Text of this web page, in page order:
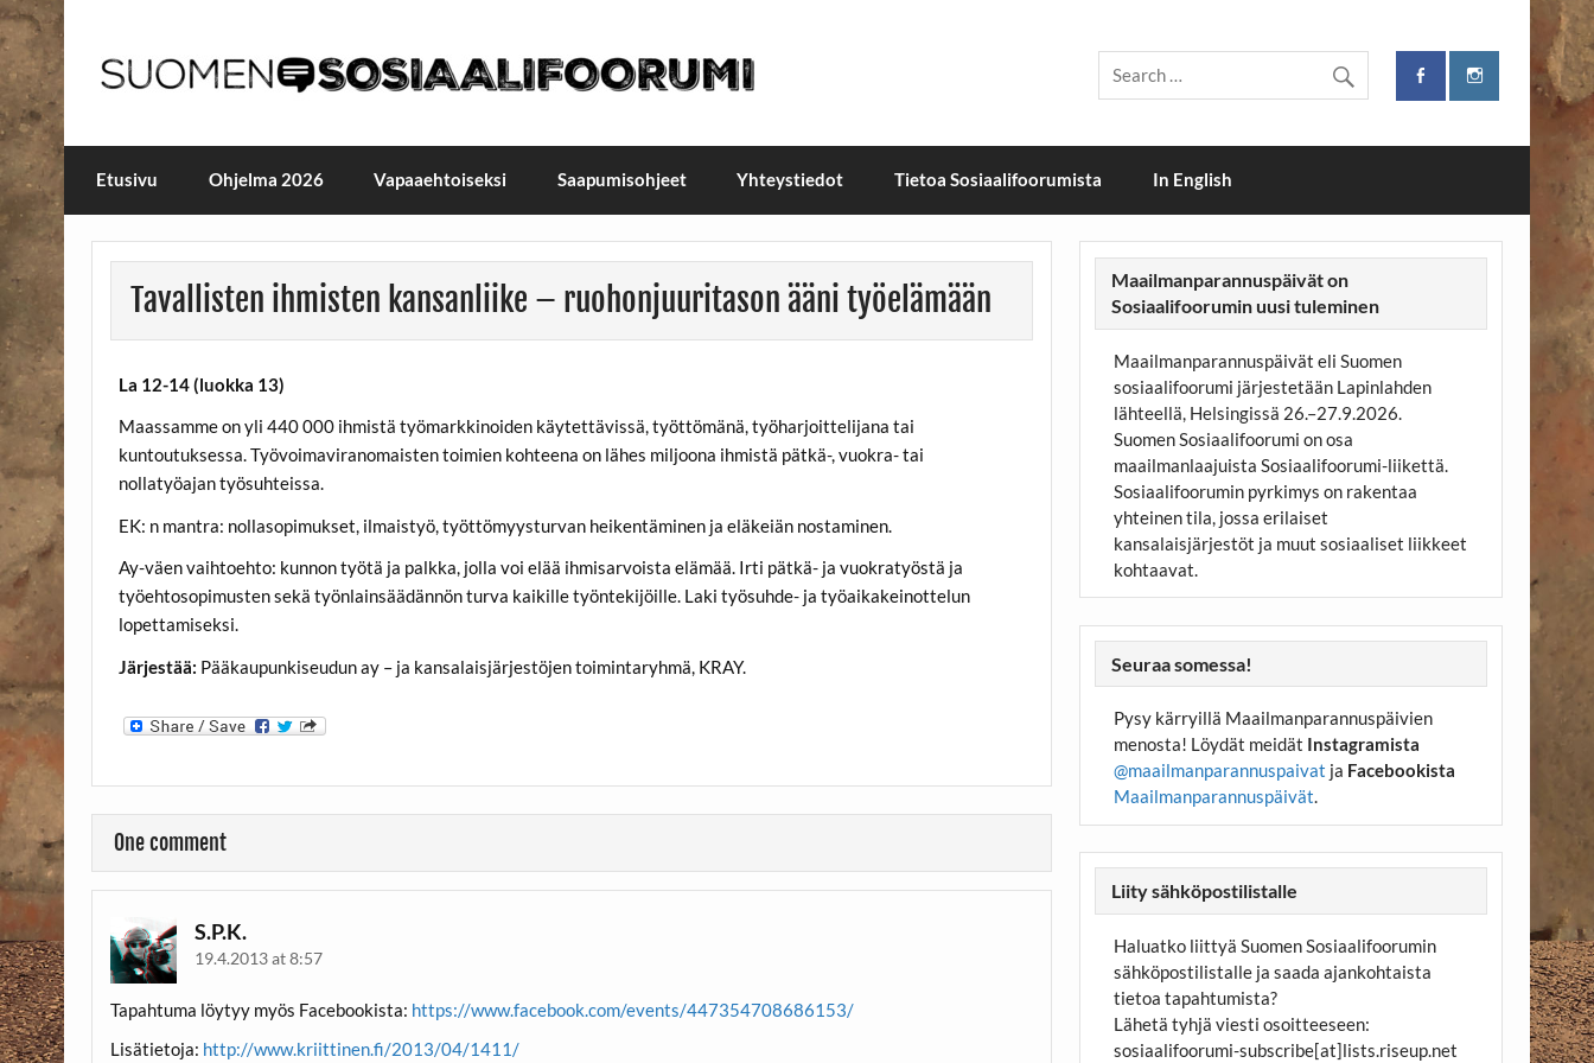
Skip
to
content
Maailmanparannuspäivät / Suomen sosiaalifoorumi
Maailmanparannuspäivät Lapinlahden Lähteellä, Helsingissä 26.–27.9.2026
Etusivu Ohjelma 2026 Vapaaehtoiseksi Saapumisohjeet Yhteystiedot Tietoa Sosiaalifoorumista In English
Tavallisten ihmisten kansanliike – ruohonjuuritason ääni työelämään
La 12-14 (luokka 13)
Maassamme on yli 440 000 ihmistä työmarkkinoiden käytettävissä, työttömänä, työharjoittelijana tai
kuntoutuksessa. Työvoimaviranomaisten toimien kohteena on lähes miljoona ihmistä pätkä-, vuokra- tai
nollatyöajan työsuhteissa.
EK: n mantra: nollasopimukset, ilmaistyö, työttömyysturvan heikentäminen ja eläkeiän nostaminen.
Ay-väen vaihtoehto: kunnon työtä ja palkka, jolla voi elää ihmisarvoista elämää. Irti pätkä- ja vuokratyöstä ja
työehtosopimusten sekä työnlainsäädännön turva kaikille työntekijöille. Laki työsuhde- ja työaikakeinottelun
lopettamiseksi.
Järjestää: Pääkaupunkiseudun ay – ja kansalaisjärjestöjen toimintaryhmä, KRAY.
One comment
S.P.K.
19.4.2013 at 8:57
Tapahtuma löytyy myös Facebookista: https://www.facebook.com/events/447354708686153/
Lisätietoja: http://www.kriittinen.fi/2013/04/1411/
Maailmanparannuspäivät on
Sosiaalifoorumin uusi tuleminen
Maailmanparannuspäivät eli Suomen
sosiaalifoorumi järjestetään Lapinlahden
lähteellä, Helsingissä 26.–27.9.2026.
Suomen Sosiaalifoorumi on osa
maailmanlaajuista Sosiaalifoorumi-liikettä.
Sosiaalifoorumin pyrkimys on rakentaa
yhteinen tila, jossa erilaiset
kansalaisjärjestöt ja muut sosiaaliset liikkeet
kohtaavat.
Seuraa somessa!
Pysy kärryillä Maailmanparannuspäivien
menosta! Löydät meidät Instagramista
@maailmanparannuspaivat ja Facebookista
Maailmanparannuspäivät.
Liity sähköpostilistalle
Haluatko liittyä Suomen Sosiaalifoorumin
sähköpostilistalle ja saada ajankohtaista
tietoa tapahtumista?
Lähetä tyhjä viesti osoitteeseen:
sosiaalifoorumi-subscribe[at]lists.riseup.net